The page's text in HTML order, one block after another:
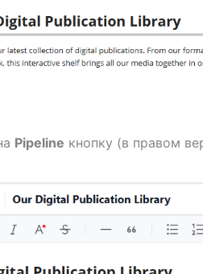
Pipeline кнопку (в правом